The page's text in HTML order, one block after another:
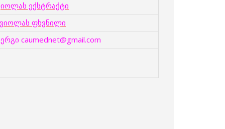
ექსტრაქტი
ფხვნილი
caumednet@gmail.com